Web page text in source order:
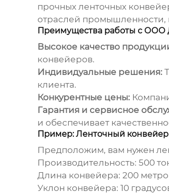
прочных ленточных
отраслей
Преимущества работы с ООО
Высокое качество
конвейеров.
Индивидуальные решения:
клиента.
Конкурентные цены:
Гарантия и сервисное
и обеспечивает
Пример: Ленточный конвейер
Предположим, вам нужен
Производительность: 500
Длина конвейера: 200
Уклон конвейера: 10